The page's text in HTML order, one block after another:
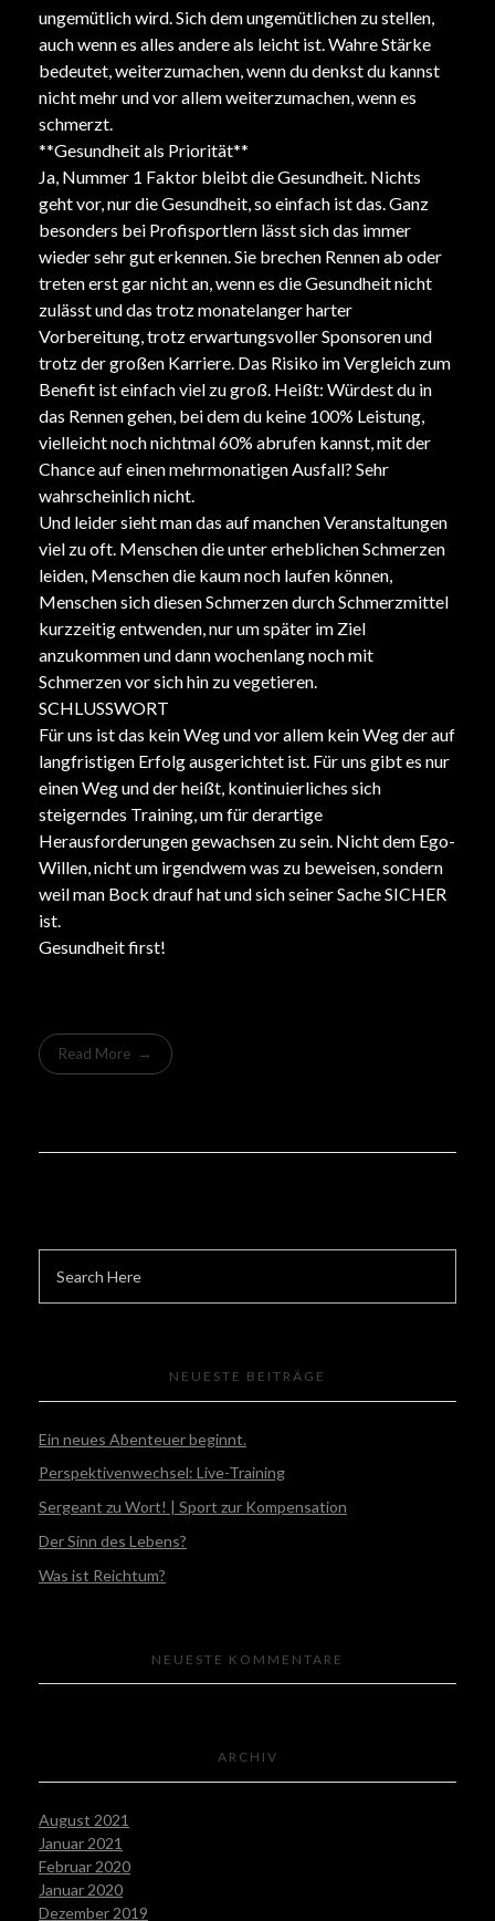
ungemütlich wird. Sich dem ungemütlichen zu stellen,
auch wenn es alles andere als leicht ist. Wahre Stärke
bedeutet, weiterzumachen, wenn du denkst du kannst
nicht mehr und vor allem weiterzumachen, wenn es
schmerzt.
**Gesundheit als Priorität**
Ja, Nummer 1 Faktor bleibt die Gesundheit. Nichts
geht vor, nur die Gesundheit, so einfach ist das. Ganz
besonders bei Profisportlern lässt sich das immer
wieder sehr gut erkennen. Sie brechen Rennen ab oder
treten erst gar nicht an, wenn es die Gesundheit nicht
zulässt und das trotz monatelanger harter
Vorbereitung, trotz erwartungsvoller Sponsoren und
trotz der großen Karriere. Das Risiko im Vergleich zum
Benefit ist einfach viel zu groß. Heißt: Würdest du in
das Rennen gehen, bei dem du keine 100% Leistung,
vielleicht noch nichtmal 60% abrufen kannst, mit der
Chance auf einen mehrmonatigen Ausfall? Sehr
wahrscheinlich nicht.
Und leider sieht man das auf manchen Veranstaltungen
viel zu oft. Menschen die unter erheblichen Schmerzen
leiden, Menschen die kaum noch laufen können,
Menschen sich diesen Schmerzen durch Schmerzmittel
kurzzeitig entwenden, nur um später im Ziel
anzukommen und dann wochenlang noch mit
Schmerzen vor sich hin zu vegetieren.
SCHLUSSWORT
Für uns ist das kein Weg und vor allem kein Weg der auf
langfristigen Erfolg ausgerichtet ist. Für uns gibt es nur
einen Weg und der heißt, kontinuierliches sich
steigerndes Training, um für derartige
Herausforderungen gewachsen zu sein. Nicht dem Ego-
Willen, nicht um irgendwem was zu beweisen, sondern
weil man Bock drauf hat und sich seiner Sache SICHER
ist.
Gesundheit first!
Read More
NEUESTE BEITRÄGE
Ein neues Abenteuer beginnt.
Perspektivenwechsel: Live-Training
Sergeant zu Wort! | Sport zur Kompensation
Der Sinn des Lebens?
Was ist Reichtum?
NEUESTE KOMMENTARE
ARCHIV
August 2021
Januar 2021
Februar 2020
Januar 2020
Dezember 2019